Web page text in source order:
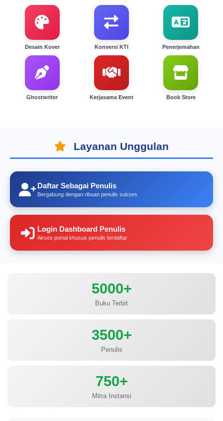
Desain Kover Konversi KTI Penerjemahan
Ghostwriter Kerjasama Event Book Store
Layanan Unggulan
Daftar Sebagai Penulis
Bergabung dengan ribuan penulis sukses
Login Dashboard Penulis
Akses portal khusus penulis terdaftar
5000+
Buku Terbit
3500+
Penulis
750+
Mitra Instansi